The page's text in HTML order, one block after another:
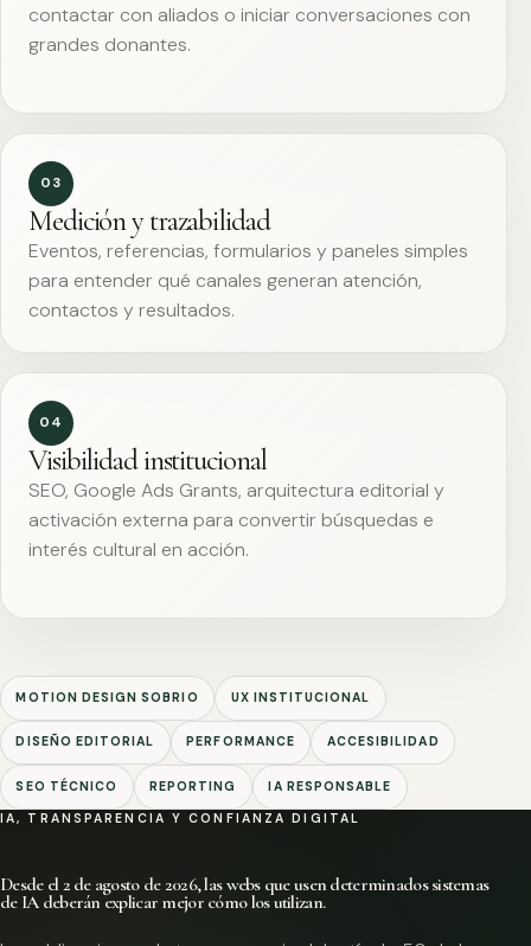
contactar con aliados o iniciar conversaciones con
grandes donantes.
03
Medición y trazabilidad
Eventos, referencias, formularios y paneles simples
para entender qué canales generan atención,
contactos y resultados.
04
Visibilidad institucional
SEO, Google Ads Grants, arquitectura editorial y
activación externa para convertir búsquedas e
interés cultural en acción.
MOTION DESIGN SOBRIO UX INSTITUCIONAL
DISEÑO EDITORIAL PERFORMANCE ACCESIBILIDAD
SEO TÉCNICO REPORTING IA RESPONSABLE
IA, TRANSPARENCIA Y CONFIANZA DIGITAL
Desde el 2 de agosto de 2026, las webs que usen determinados sistemas
de IA deberán explicar mejor cómo los utilizan.